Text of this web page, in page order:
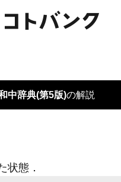
中辞典(第5版)の解説
状態 ．